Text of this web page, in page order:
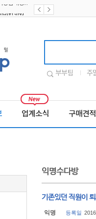
부부팀 주
업계소식 구매견적
익명수다방
기존있던 직원이
익명 등록일